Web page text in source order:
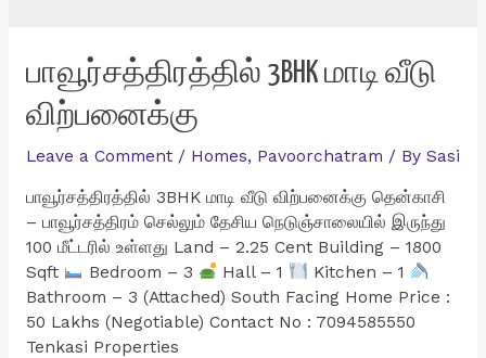
பாவூர்சத்திரத்தில் 3BHK மாடி வீடு
விற்பனைக்கு
Leave a Comment / Homes, Pavoorchatram / By Sasi
பாவூர்சத்திரத்தில் 3BHK மாடி வீடு விற்பனைக்கு தென்காசி
– பாவூர்சத்திரம் செல்லும் தேசிய நெடுஞ்சாலையில் இருந்து
100 மீட்டரில் உள்ளது Land – 2.25 Cent Building – 1800
Sqft
Bedroom – 3 Hall – 1
Kitchen – 1
Bathroom – 3 (Attached) South Facing Home Price :
50 Lakhs (Negotiable) Contact No : 7094585550
Tenkasi Properties